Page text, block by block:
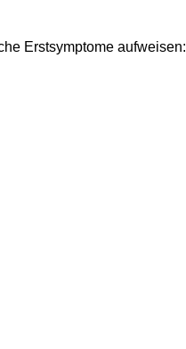
Erstsymptome aufweisen: